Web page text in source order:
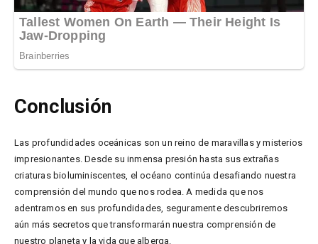
Conclusión
Las profundidades oceánicas son un reino de maravillas y misterios
impresionantes. Desde su inmensa presión hasta sus extrañas
criaturas bioluminiscentes, el océano continúa desafiando nuestra
comprensión del mundo que nos rodea. A medida que nos
adentramos en sus profundidades, seguramente descubriremos
aún más secretos que transformarán nuestra comprensión de
nuestro planeta y la vida que alberga.